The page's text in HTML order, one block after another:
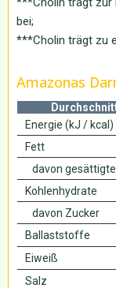
bei;
***Cholin trägt zu
Amazonas
Energie (kJ / kcal)
Fett
davon
Kohlenhydrate
davon Zucker
Ballaststoffe
Eiweiß
Salz